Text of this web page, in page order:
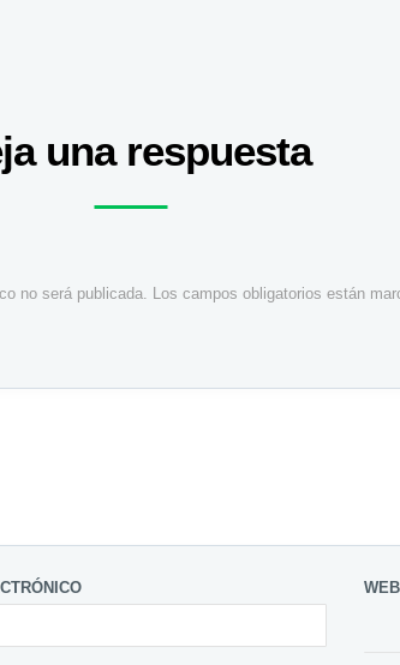
una respuesta
no será publicada. Los campos obligatorios están
WEB